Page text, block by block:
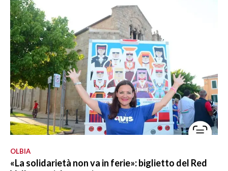
OLBIA
«La solidarietà non va in ferie»: biglietto del Red